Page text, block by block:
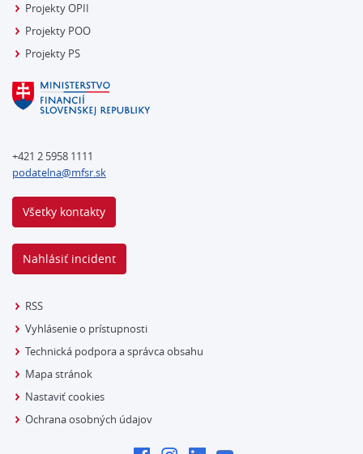
Projekty OPII
Projekty POO
Projekty PS
+421 2 5958 1111
podatelna@mfsr.sk
Všetky kontakty
Nahlásiť incident
RSS
Vyhlásenie o prístupnosti
Technická podpora a správca obsahu
Mapa stránok
Nastaviť cookies
Ochrana osobných údajov